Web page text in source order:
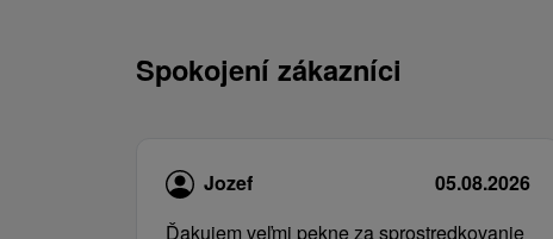
Spokojení zákazníci
Jozef
05.08.2026
Ďakujem veľmi pekne za sprostredkovanie